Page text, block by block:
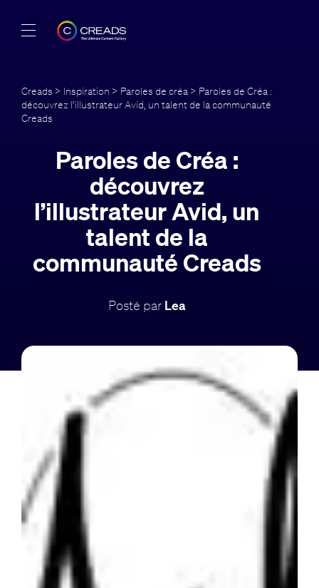
Offres
Blog
FR
Creads > Inspiration > Paroles de créa> Paroles de Créa :
découvrez l’illustrateur Avid, un talent de la communauté
Creads
Paroles de Créa :
découvrez
l’illustrateur Avid, un
talent de la
communauté Creads
Posté par Lea